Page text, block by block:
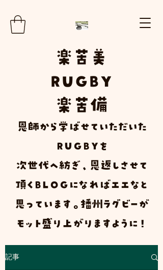
楽 苦 美
RUGBY
楽苦備
​恩師から学ばせていただいた
ＲＵＧＢＹ を
次世代へ紡ぎ、恩返しさせて
頂く ＢＬＯ Ｇ になればエエなと
思っています。播州ラグビーが
モット盛り上がりますように！
記事